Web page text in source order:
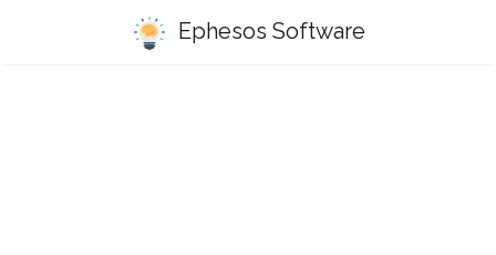
Ephesos Software